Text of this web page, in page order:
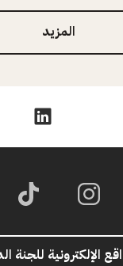
المزيد
الإلكترونية للجنة